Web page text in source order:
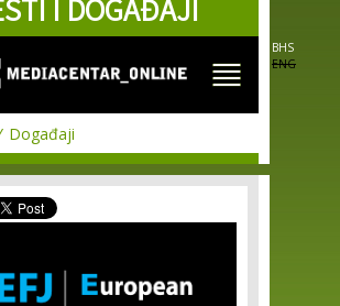
Skip to
main I DOGAĐAJI
BHS
ENG
Događaji